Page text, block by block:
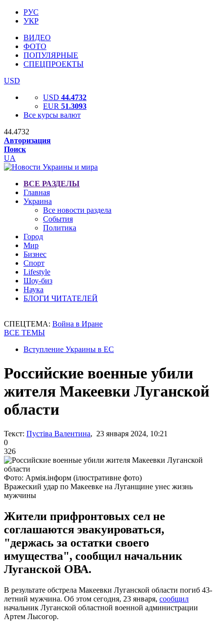
РУС
УКР
ВИДЕО
ФОТО
ПОПУЛЯРНЫЕ
СПЕЦПРОЕКТЫ
USD
USD 44.4732
EUR 51.3093
Все курсы валют
44.4732
Авторизация
Поиск
UA
ВСЕ РАЗДЕЛЫ
Главная
Украина
Все новости раздела
События
Политика
Город
Мир
Бизнес
Спорт
Lifestyle
Шоу-биз
Наука
БЛОГИ ЧИТАТЕЛЕЙ
СПЕЦТЕМА: Война в Иране
ВСЕ ТЕМЫ
Вступление Украины в ЕС
Российские военные убили
жителя Макеевки Луганской
области
Текст: Пустіва Валентина, 23 января 2024, 10:21
0
326
Фото: Армія.інформ (ілюстративне фото)
Вражеский удар по Макеевке на Луганщине унес жизнь
мужчины
Жители прифронтовых сел не
соглашаются эвакуироваться,
"держась за остатки своего
имущества", сообщил начальник
Луганской ОВА.
В результате обстрела Макеевки Луганской области погиб 43-
летний мужчина. Об этом сегодня, 23 января, сообщил
начальник Луганской областной военной администрации
Артем Лысогор.